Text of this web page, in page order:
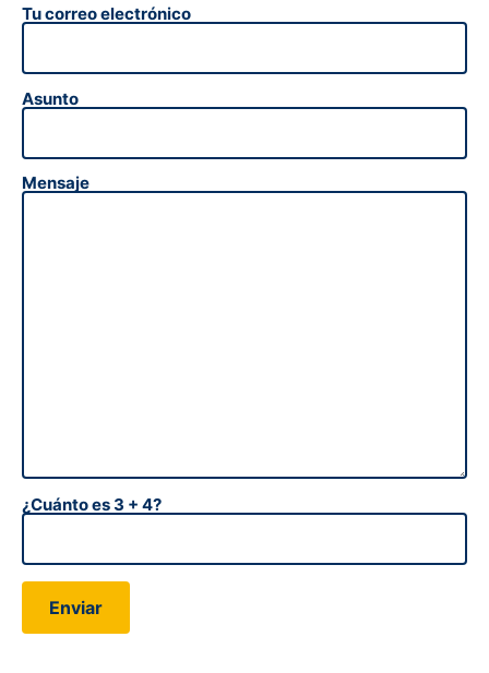
Tu correo electrónico
Asunto
Mensaje
¿Cuánto es 3 + 4?